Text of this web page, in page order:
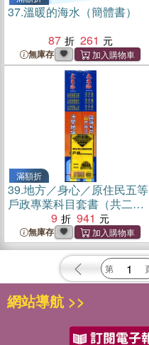
37.溫暖的海水（簡體書）
87
261
無庫存
滿額折
39.地方／身心／原住民五等
戶政專業科目套書（共二
9 941
無庫存
網站導航 >>